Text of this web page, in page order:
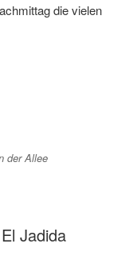
die vielen
der Allee
Jadida